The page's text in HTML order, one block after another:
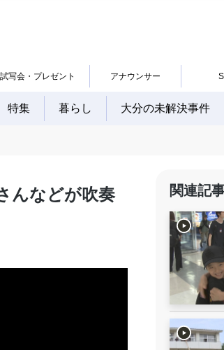
試写会・プレゼント アナウンサー
特集 暮らし 大分の未解決事件
んなどが吹奏
関連記